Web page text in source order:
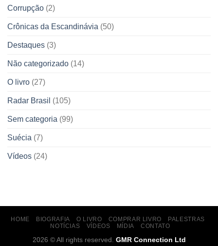
Corrupção (2)
Crônicas da Escandinávia (50)
Destaques (3)
Não categorizado (14)
O livro (27)
Radar Brasil (105)
Sem categoria (99)
Suécia (7)
Vídeos (24)
HOME BIOGRAFIA O LIVRO COMPRAR LIVRO
PALESTRAS
NOTÍCIAS
VÍDEOS MÍDIA CONTATO
2026 © All rights reserved. GMR Connection Ltd